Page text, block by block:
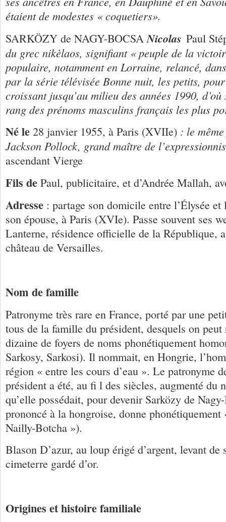
étaient de modestes « coquetiers».
SARKÖZY de NAGY-BOCSA Nicolas Paul
du grec nikèlaos, signifiant « peuple de la
populaire, notamment en Lorraine, relancé,
par la série télévisée Bonne nuit, les petits,
croissant jusqu’au milieu des années 1990,
rang des prénoms masculins français les plus
Né le 28 janvier 1955, à Paris (XVIIe) : le
Jackson Pollock, grand maître de
ascendant Vierge
Fils de Paul, publicitaire, et d’Andrée Mallah,
Adresse : partage son domicile entre l’Élysée
son épouse, à Paris (XVIe). Passe souvent ses
Lanterne, résidence officielle de la République,
château de Versailles.
Nom de famille
Patronyme très rare en France, porté par une
tous de la famille du président, desquels on peut
dizaine de foyers de noms phonétiquement
Sarkosy, Sarkosi). Il nommait, en Hongrie,
région « entre les cours d’eau ». Le patronyme
président a été, au fi l des siècles, augmenté du
qu’elle possédait, pour devenir Sarközy de
prononcé à la hongroise, donne phonétiquement
Nailly-Botcha »).
Blason D’azur, au loup érigé d’argent, levant de
cimeterre gardé d’or.
Origines et histoire familiale